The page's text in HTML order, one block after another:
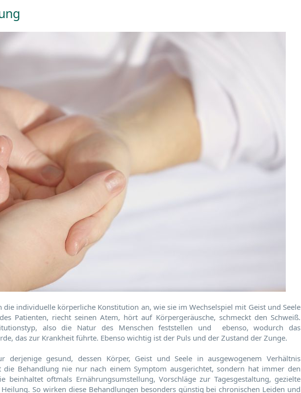
die individuelle körperliche Konstitution an, wie sie im Wechselspiel mit Geist und Seele
Patienten, riecht seinen Atem, hört auf Körpergeräusche, schmeckt den Schweiß.
also die Natur des Menschen feststellen und ebenso, wodurch das
das zur Krankheit führte. Ebenso wichtig ist der Puls und der Zustand der Zunge.
derjenige gesund, dessen Körper, Geist und Seele in ausgewogenem Verhältnis
die Behandlung nie nur nach einem Symptom ausgerichtet, sondern hat immer den
beinhaltet oftmals Ernährungsumstellung, Vorschläge zur Tagesgestaltung, gezielte
So wirken diese Behandlungen besonders günstig bei chronischen Leiden und